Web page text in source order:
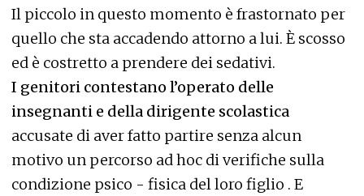
Il piccolo in questo momento è frastornato per
quello che sta accadendo attorno a lui. È scosso
ed è costretto a prendere dei sedativi.
I genitori contestano l’operato delle
insegnanti e della dirigente scolastica
accusate di aver fatto partire senza alcun
motivo un percorso ad hoc di verifiche sulla
condizione psico - fisica del loro figlio . E